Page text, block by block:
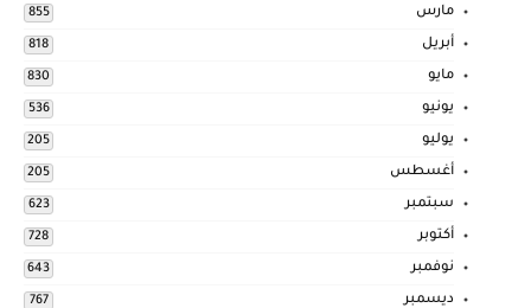
مارس 855
أبريل 818
مايو 830
يونيو 536
يوليو 205
أغسطس 205
سبتمبر 623
أكتوبر 728
نوفمبر 643
ديسمبر 767